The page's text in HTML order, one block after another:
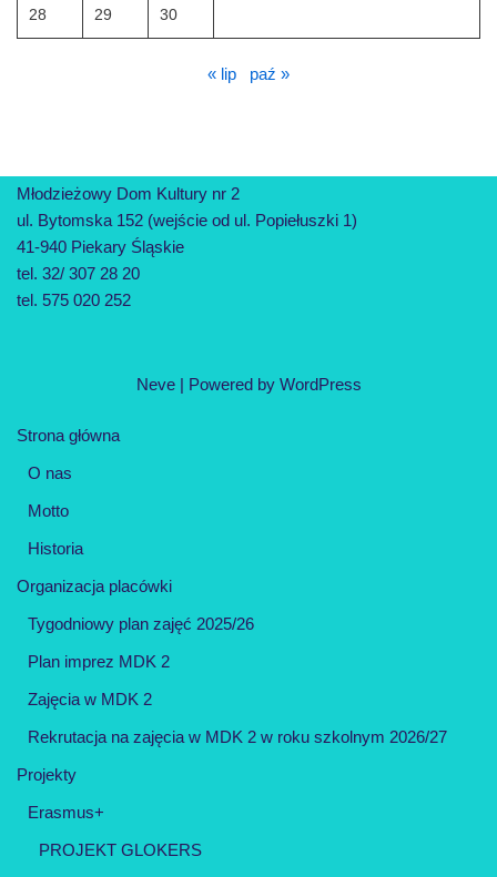
28 29 30
« lip paź »
Młodzieżowy Dom Kultury nr 2
ul. Bytomska 152 (wejście od ul. Popiełuszki 1)
41-940 Piekary Śląskie
tel. 32/ 307 28 20
tel. 575 020 252
Neve| Powered by WordPress
Strona główna
O nas
Motto
Historia
Organizacja placówki
Tygodniowy plan zajęć 2025/26
Plan imprez MDK 2
Zajęcia w MDK 2
Rekrutacja na zajęcia w MDK 2 w roku szkolnym 2026/27
Projekty
Erasmus+
PROJEKT GLOKERS